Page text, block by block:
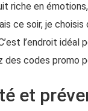
riche en
ce soir, je
l’endroit
des codes promo
et